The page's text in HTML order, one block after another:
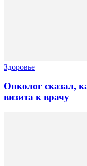
Здоровье
Онколог сказал,
визита к врачу